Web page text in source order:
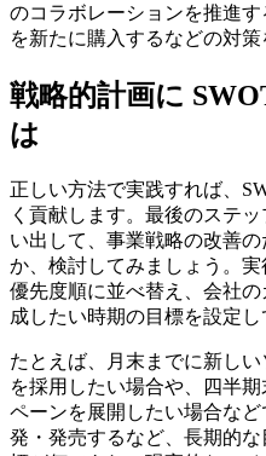
のコラボレーションを推進
を新たに購入するなどの対策
戦略的計画に
は
正しい方法で実践すれば、
く貢献します。最後のステ
い出して、事業戦略の改善
か、検討してみましょう。実
優先度順に並べ替え、会社
成したい時期の目標を設定し
たとえば、月末までに新し
を採用したい場合や、四半
ペーンを展開したい場合な
発・発売するなど、長期的